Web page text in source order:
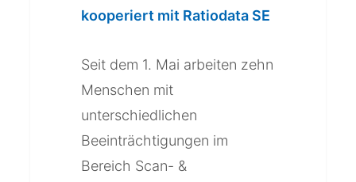
Arbeitsmarkt:
Werkstätten
kooperiert
Ratiodata
kooperiert mit Ratiodata SE
Seit dem 1. Mai arbeiten zehn
Menschen mit
unterschiedlichen
Beeinträchtigungen im
Bereich Scan- &